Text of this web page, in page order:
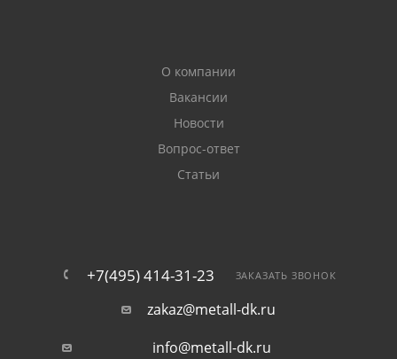
О компании
Вакансии
Новости
Вопрос-ответ
Статьи
+7(495) 414-31-23 ЗАКАЗАТЬ ЗВОНОК
zakaz@metall-dk.ru
info@metall-dk.ru